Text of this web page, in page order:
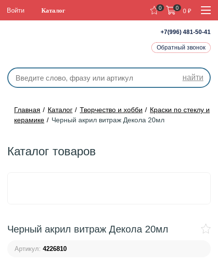
+7(996) 481-50-41
Обратный звонок
Войти Каталог
найти
0 0
0 ₽
Главная Каталог Творчество и хобби
Краски по стеклу и
керамике
Черный акрил витраж Декола 20мл
Каталог товаров
Черный акрил витраж Декола 20мл
Артикул: 4226810